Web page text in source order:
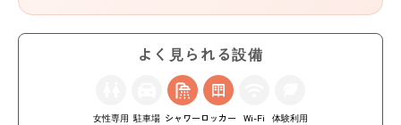
よく見られる設備
女性専用 駐車場 シャワー ロッカー Wi-Fi 体験利用